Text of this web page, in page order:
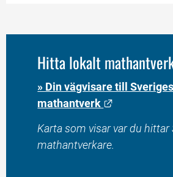
Hitta lokalt
» Din vägvisare till Sveriges
mathantverk
Karta som visar var du hittar
mathantverkare.